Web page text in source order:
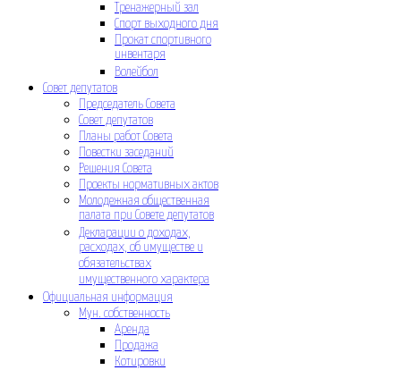
Тренажерный зал
Спорт выходного дня
Прокат спортивного
инвентаря
Волейбол
Совет депутатов
Председатель Совета
Совет депутатов
Планы работ Совета
Повестки заседаний
Решения Совета
Проекты нормативных актов
Молодежная общественная
палата при Совете депутатов
Декларации о доходах,
расходах, об имуществе и
обязательствах
имущественного характера
Официальная информация
Мун. собственность
Аренда
Продажа
Котировки